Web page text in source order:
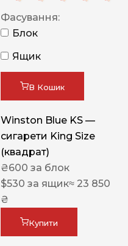
Фасування:
Блок
Ящик
В Кошик
Winston Blue KS —
сигарети King Size
(квадрат)
₴600 за блок
$530 за ящик≈ 23 850
₴
Купити